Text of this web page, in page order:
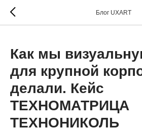
Блог UXART
Как мы
для крупной
делали. Кейс
ТЕХНОМАТРИЦА
ТЕХНОНИКОЛЬ